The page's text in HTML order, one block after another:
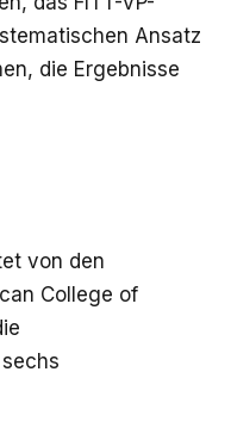
Ansatz
die Ergebnisse
von den
College of